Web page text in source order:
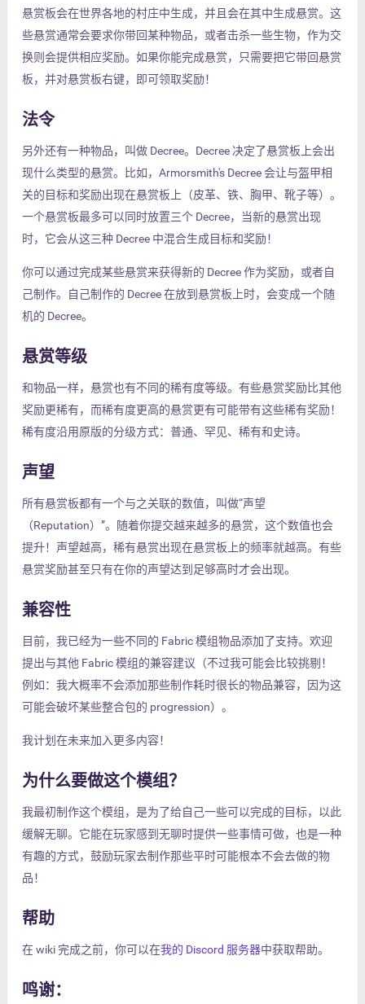
悬赏板会在世界各地的村庄中生成，并且会在其中生成悬赏。这
些悬赏通常会要求你带回某种物品，或者击杀一些生物，作为交
换则会提供相应奖励。如果你能完成悬赏，只需要把它带回悬赏
板，并对悬赏板右键，即可领取奖励！
法令
另外还有一种物品，叫做 Decree。Decree 决定了悬赏板上会出
现什么类型的悬赏。比如，Armorsmith's Decree 会让与盔甲相
关的目标和奖励出现在悬赏板上（皮革、铁、胸甲、靴子等）。
一个悬赏板最多可以同时放置三个 Decree，当新的悬赏出现
时，它会从这三种 Decree 中混合生成目标和奖励！
你可以通过完成某些悬赏来获得新的 Decree 作为奖励，或者自
己制作。自己制作的 Decree 在放到悬赏板上时，会变成一个随
机的 Decree。
悬赏等级
和物品一样，悬赏也有不同的稀有度等级。有些悬赏奖励比其他
奖励更稀有，而稀有度更高的悬赏更有可能带有这些稀有奖励！
稀有度沿用原版的分级方式：普通、罕见、稀有和史诗。
声望
所有悬赏板都有一个与之关联的数值，叫做“声望
（Reputation）”。随着你提交越来越多的悬赏，这个数值也会
提升！声望越高，稀有悬赏出现在悬赏板上的频率就越高。有些
悬赏奖励甚至只有在你的声望达到足够高时才会出现。
兼容性
目前，我已经为一些不同的 Fabric 模组物品添加了支持。欢迎
提出与其他 Fabric 模组的兼容建议（不过我可能会比较挑剔！
例如：我大概率不会添加那些制作耗时很长的物品兼容，因为这
可能会破坏某些整合包的 progression）。
我计划在未来加入更多内容！
为什么要做这个模组？
我最初制作这个模组，是为了给自己一些可以完成的目标，以此
缓解无聊。它能在玩家感到无聊时提供一些事情可做，也是一种
有趣的方式，鼓励玩家去制作那些平时可能根本不会去做的物
品！
帮助
在 wiki 完成之前，你可以在我的 Discord 服务器中获取帮助。
鸣谢：